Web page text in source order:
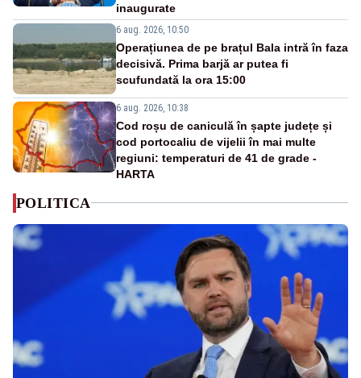
inaugurate
6 aug. 2026, 10:50
Operațiunea de pe brațul Bala intră în faza
decisivă. Prima barjă ar putea fi
scufundată la ora 15:00
6 aug. 2026, 10:38
Cod roșu de caniculă în șapte județe și
cod portocaliu de vijelii în mai multe
regiuni: temperaturi de 41 de grade -
HARTA
POLITICA